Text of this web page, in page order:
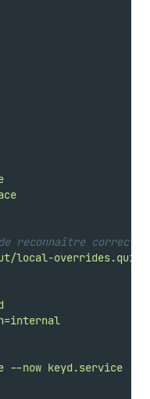
reconnaître
local-
--now keyd.service